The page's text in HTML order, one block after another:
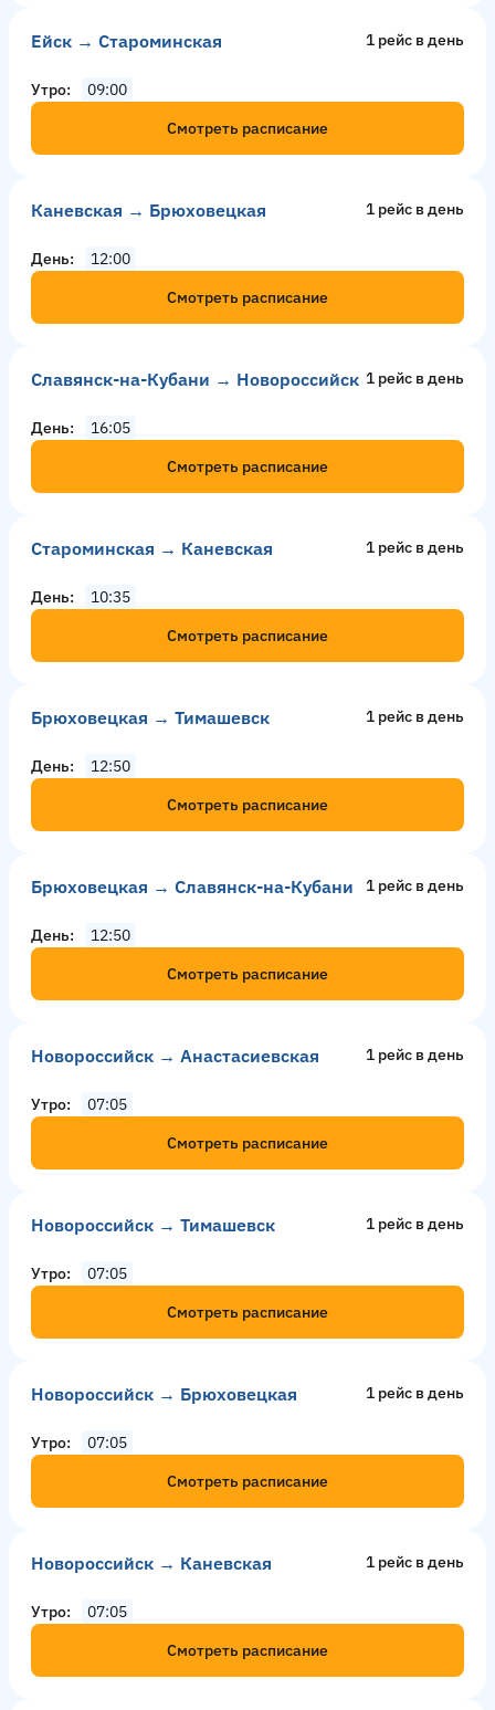
Ейск → Староминская 1 рейс в день
Утро
09:00
Смотреть расписание
Каневская → Брюховецкая 1 рейс в день
День
12:00
Смотреть расписание
Славянск-на-Кубани → Новороссийск 1 рейс в день
День
16:05
Смотреть расписание
Староминская → Каневская 1 рейс в день
День
10:35
Смотреть расписание
Брюховецкая → Тимашевск 1 рейс в день
День
12:50
Смотреть расписание
Брюховецкая → Славянск-на-Кубани 1 рейс в день
День
12:50
Смотреть расписание
Новороссийск → Анастасиевская 1 рейс в день
Утро
07:05
Смотреть расписание
Новороссийск → Тимашевск 1 рейс в день
Утро
07:05
Смотреть расписание
Новороссийск → Брюховецкая 1 рейс в день
Утро
07:05
Смотреть расписание
Новороссийск → Каневская 1 рейс в день
Утро
07:05
Смотреть расписание